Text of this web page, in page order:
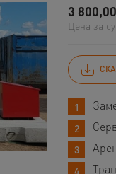
3 800,00
Цена за